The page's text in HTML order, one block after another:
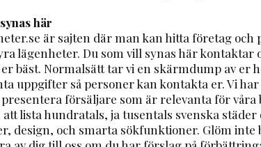
här
är sajten där man kan hitta företag och
lägenheter. Du som vill synas här kontaktar
bäst. Normalsätt tar vi en skärmdump av er
uppgifter så personer kan kontakta er. Vi
försäljare som är relevanta för våra
att lista hundratals, ja tusentals svenska
design, och smarta sökfunktioner. Glöm inte